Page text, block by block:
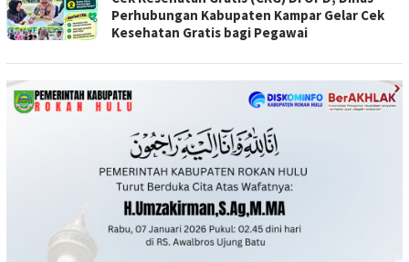
Perhubungan Kabupaten Kampar Gelar Cek
Kesehatan Gratis bagi Pegawai